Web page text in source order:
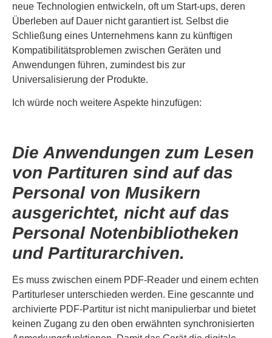
neue Technologien entwickeln, oft um Start-ups, deren
Überleben auf Dauer nicht garantiert ist. Selbst die
Schließung eines Unternehmens kann zu künftigen
Kompatibilitätsproblemen zwischen Geräten und
Anwendungen führen, zumindest bis zur
Universalisierung der Produkte.
Ich würde noch weitere Aspekte hinzufügen:
Die Anwendungen zum Lesen
von Partituren sind auf das
Personal von Musikern
ausgerichtet, nicht auf das
Personal Notenbibliotheken
und Partiturarchiven.
Es muss zwischen einem PDF-Reader und einem echten
Partiturleser unterschieden werden. Eine gescannte und
archivierte PDF-Partitur ist nicht manipulierbar und bietet
keinen Zugang zu den oben erwähnten synchronisierten